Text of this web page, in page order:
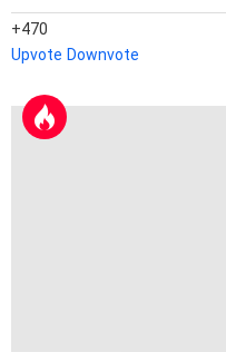
470
Upvote Downvote